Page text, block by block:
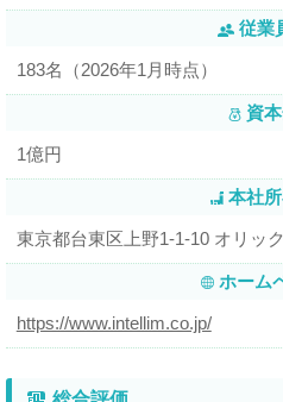
従業
183名（2026年1月時点）
資
1億円
本社
東京都台東区上野1-1-10 オリッ
ホーム
https://www.intellim.co.jp/